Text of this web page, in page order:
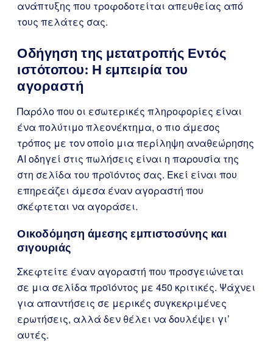
ανάπτυξης που τροφοδοτείται απευθείας από
τους πελάτες σας.
Οδήγηση της μετατροπής Εντός
ιστότοπου: Η εμπειρία του
αγοραστή
Παρόλο που οι εσωτερικές πληροφορίες είναι
ένα πολύτιμο πλεονέκτημα, ο πιο άμεσος
τρόπος με τον οποίο μια περίληψη αναθεώρησης
AI οδηγεί στις πωλήσεις είναι η παρουσία της
στη σελίδα του προϊόντος σας. Εκεί είναι που
επηρεάζει άμεσα έναν αγοραστή που
σκέφτεται να αγοράσει.
Οικοδόμηση άμεσης εμπιστοσύνης και
σιγουριάς
Σκεφτείτε έναν αγοραστή που προσγειώνεται
σε μια σελίδα προϊόντος με 450 κριτικές. Ψάχνει
για απαντήσεις σε μερικές συγκεκριμένες
ερωτήσεις, αλλά δεν θέλει να δουλέψει γι’
αυτές.